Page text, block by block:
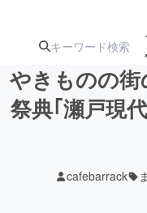
注目
やきものの
祭典｢瀬戸現
cafebarrack